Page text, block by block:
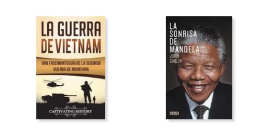
15%
dcto.
50%
dcto.